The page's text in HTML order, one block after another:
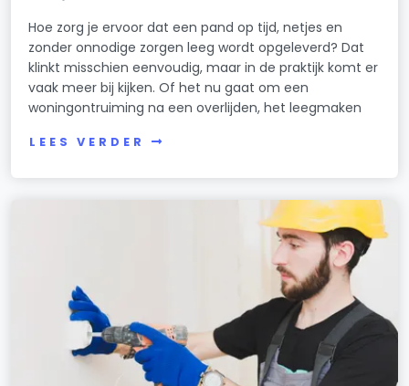
Hoe zorg je ervoor dat een pand op tijd, netjes en
zonder onnodige zorgen leeg wordt opgeleverd? Dat
klinkt misschien eenvoudig, maar in de praktijk komt er
vaak meer bij kijken. Of het nu gaat om een
woningontruiming na een overlijden, het leegmaken
LEES VERDER